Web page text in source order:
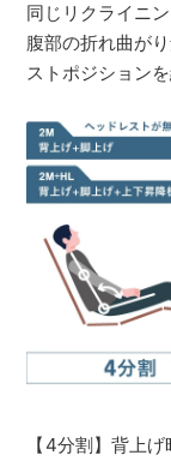
同じリクライニ
腹部の折れ曲が
ストポジション
【4分割】背上